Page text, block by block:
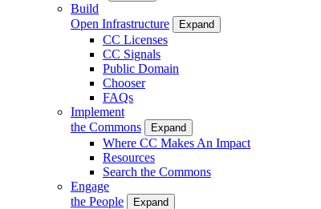
Build
Open Infrastructure
Expand
CC Licenses
CC Signals
Public Domain
Chooser
FAQs
Implement
the Commons
Expand
Where CC Makes An Impact
Resources
Search the Commons
Engage
the People
Expand